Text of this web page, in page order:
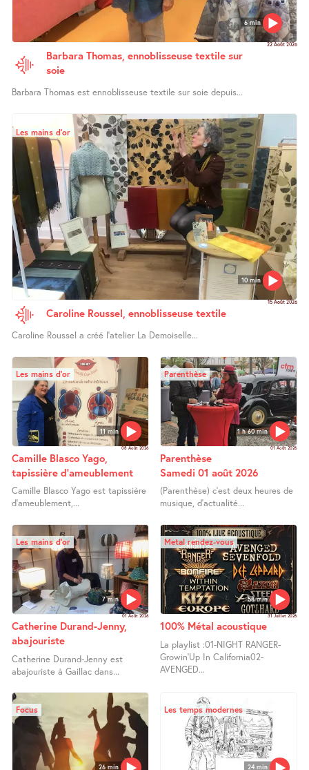
6 min
22 Août 2026
Barbara Thomas, ennoblisseuse textile sur
soie
Barbara Thomas est ennoblisseuse textile sur soie depuis...
10 min
Les mains d’or
15 Août 2026
Caroline Roussel, ennoblisseuse textile
Caroline Roussel a créé l’atelier La Demoiselle...
11 min
Les mains d’or
08 Août 2026
Camille Blasco Yago,
tapissière d’ameublement
Camille Blasco Yago est tapissière
d’ameublement,...
1 h 60 min
Parenthèse
01 Août 2026
Parenthèse
Samedi 01 août 2026
(Parenthèse) c’est deux heures de
musique, d’actualité...
7 min
Les mains d’or
01 Août 2026
Catherine Durand-Jenny,
abajouriste
Catherine Durand-Jenny est
abajouriste à Gaillac dans...
58 min
Metal rendez-vous
31 Juillet 2026
100% Métal acoustique
La playlist :01-NIGHT RANGER-
Growin’Up In California02-
AVENGED...
26 min
Focus
24 min
Les temps modernes